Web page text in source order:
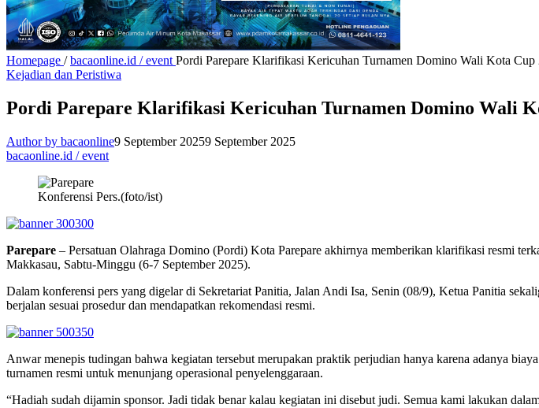
Homepage / bacaonline.id / event Pordi Parepare Klarifikasi Kericuhan Turnamen Domino Wali Kota Cup
Kejadian dan Peristiwa
Pordi Parepare Klarifikasi Kericuhan Turnamen Domino Wali
Author by bacaonline9 September 20259 September 2025
bacaonline.id / event
Konferensi Pers.(foto/ist)
Parepare – Persatuan Olahraga Domino (Pordi) Kota Parepare akhirnya memberikan klarifikasi resmi
Makkasau, Sabtu-Minggu (6-7 September 2025).
Dalam konferensi pers yang digelar di Sekretariat Panitia, Jalan Andi Isa, Senin (08/9), Ketua Panitia
berjalan sesuai prosedur dan mendapatkan rekomendasi resmi.
Anwar menepis tudingan bahwa kegiatan tersebut merupakan praktik perjudian hanya karena adanya
turnamen resmi untuk menunjang operasional penyelenggaraan.
“Hadiah sudah dijamin sponsor. Jadi tidak benar kalau kegiatan ini disebut judi. Semua kami lakukan